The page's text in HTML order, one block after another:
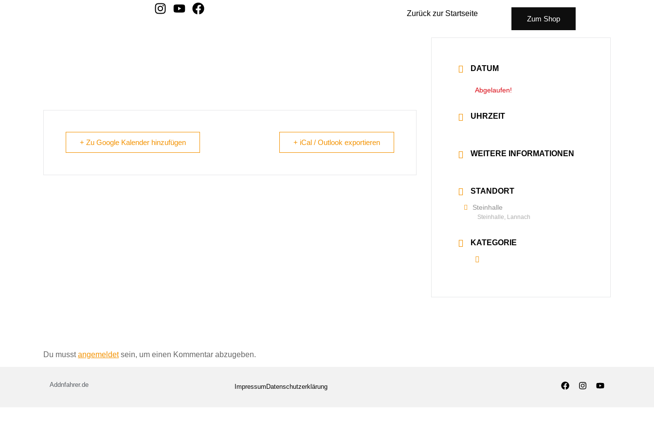
Zurück zur Startseite
Zum Shop
+ Zu Google Kalender hinzufügen + iCal / Outlook exportieren
DATUM
Abgelaufen!
UHRZEIT
WEITERE INFORMATIONEN
STANDORT
Steinhalle
Steinhalle, Lannach
KATEGORIE
Du musstangemeldetsein, um einen Kommentar abzugeben.
Addnfahrer.de Impressum Datenschutzerklärung